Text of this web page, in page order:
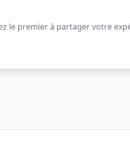
le premier à partager votre